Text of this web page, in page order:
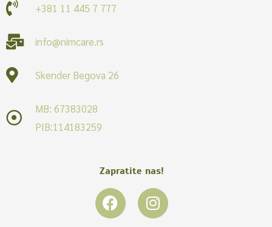
+381 11 445 7 777
info@nimcare.rs
Skender Begova 26
MB: 67383028
PIB:114183259
Zapratite nas!
F
a
I
n